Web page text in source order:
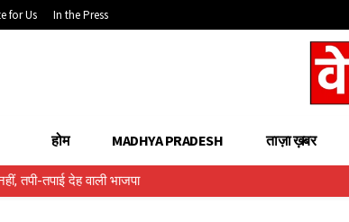
for Us In the Press
होम MADHYA PRADESH ताज़ा ख़बर
तपी-तपाई देह वाली भाजपा